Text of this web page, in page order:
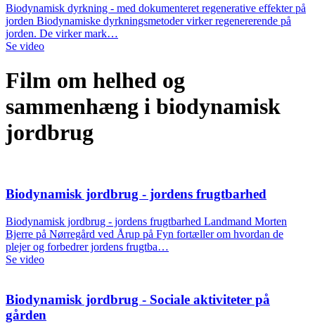
Biodynamisk dyrkning - med dokumenteret regenerative effekter på
jorden Biodynamiske dyrkningsmetoder virker regenererende på
jorden. De virker mark…
Se video
Film om helhed og
sammenhæng i biodynamisk
jordbrug
Biodynamisk jordbrug - jordens frugtbarhed
Biodynamisk jordbrug - jordens frugtbarhed Landmand Morten
Bjerre på Nørregård ved Årup på Fyn fortæller om hvordan de
plejer og forbedrer jordens frugtba…
Se video
Biodynamisk jordbrug - Sociale aktiviteter på
gården